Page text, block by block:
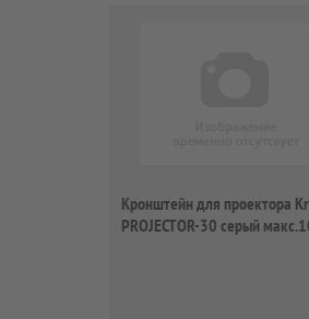
Кронштейн для проектора
PROJECTOR-30 серый